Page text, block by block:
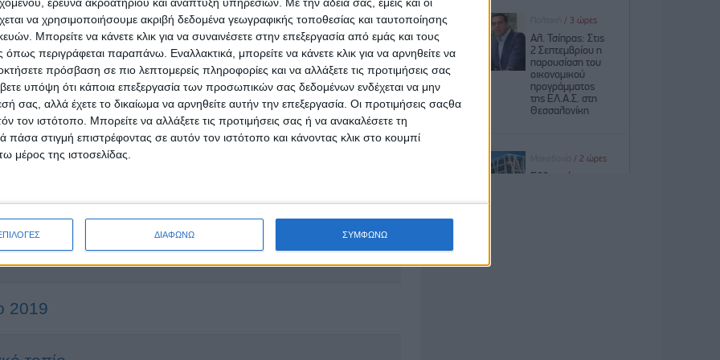
να χρησιμοποιήσουμε ακριβή δεδομένα γεωγραφικής τοποθεσίας και ταυτοποίησης
Μπορείτε να κάνετε κλικ για να συναινέσετε στην επεξεργασία από εμάς και τους
περιγράφεται παραπάνω. Εναλλακτικά, μπορείτε να κάνετε κλικ για να αρνηθείτε να
πρόσβαση σε πιο λεπτομερείς πληροφορίες και να αλλάξετε τις προτιμήσεις σας
υπόψη ότι κάποια επεξεργασία των προσωπικών σας δεδομένων ενδέχεται να μην
σας, αλλά έχετε το δικαίωμα να αρνηθείτε αυτήν την επεξεργασία. Οι προτιμήσεις σαςθα
τον ιστότοπο. Μπορείτε να αλλάξετε τις προτιμήσεις σας ή να ανακαλέσετε τη
στιγμή επιστρέφοντας σε αυτόν τον ιστότοπο και κάνοντας κλικ στο κουμπί
μέρος της ιστοσελίδας.
ΔΙΑΦΩΝΩ ΣΥΜΦΩΝΩ
να σου αλλάξει τη ζωή; Coding
ξεκίνησαν
για την εργασία - 17 ερωτήσεις-απαντήσεις
με ψυχική νόσο
2019